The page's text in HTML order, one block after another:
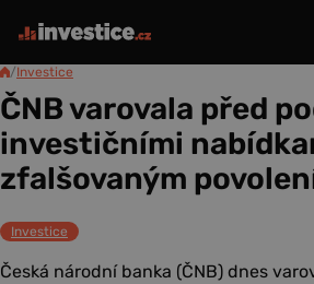
/Investice
ČNB varovala před
investičními
zfalšovaným
Investice
Česká národní banka (ČNB) dnes